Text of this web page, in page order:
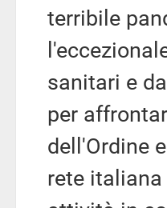
terribile
sanitari e
per
dell'Ordine
rete